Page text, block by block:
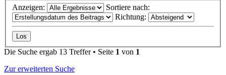
Anzeigen:
Sortiere nach:
Richtung:
Die Suche ergab 13 Treffer • Seite 1 von 1
Zur erweiterten Suche